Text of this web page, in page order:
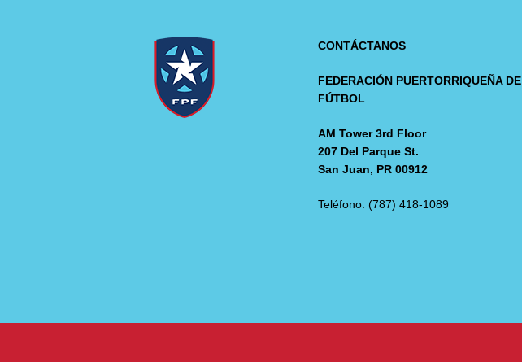
CONTÁCTANOS
FEDERACIÓN PUERTORRIQUEÑA DE
FÚTBOL
AM Tower 3rd Floor
207 Del Parque St.
San Juan, PR 00912
Teléfono: (787) 418-1089